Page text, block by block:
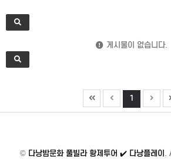
게시물이 없습니다.
1
© 다낭밤문화 풀빌라 황제투어 ✔️ 다낭플레이 .